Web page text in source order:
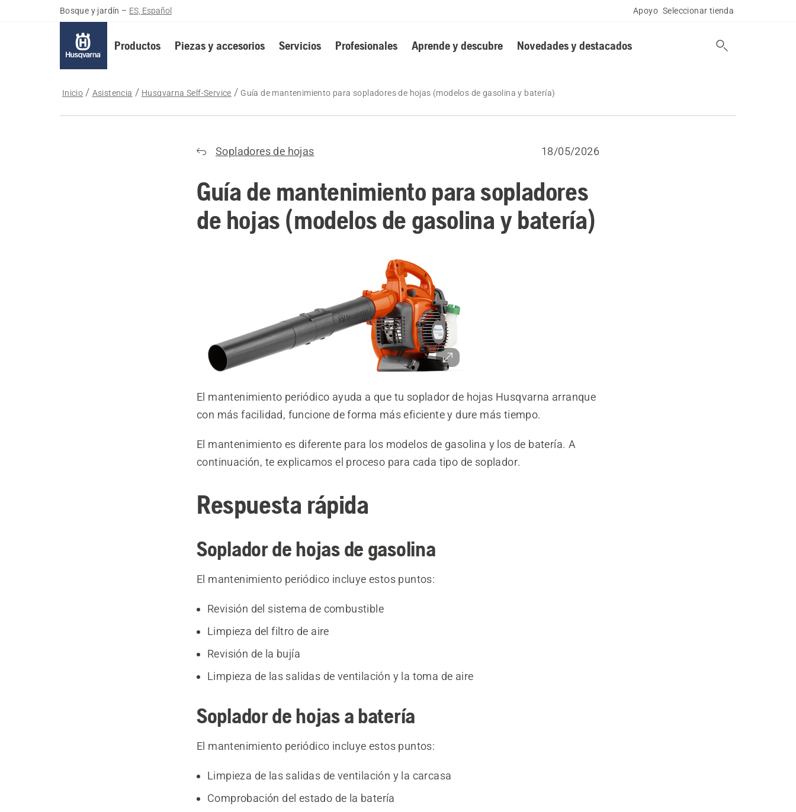
Bosque y jardín – ES, Español Apoyo Seleccionar tienda
Productos Piezas y accesorios Servicios Profesionales Aprende y descubre Novedades y destacados
Inicio Asistencia Husqvarna Self-Service Guía de mantenimiento para sopladores de hojas (modelos de gasolina y batería)
Sopladores de hojas 18/05/2026
Guía de mantenimiento para sopladores
de hojas (modelos de gasolina y batería)
El mantenimiento periódico ayuda a que tu soplador de hojas Husqvarna arranque
con más facilidad, funcione de forma más eficiente y dure más tiempo.
El mantenimiento es diferente para los modelos de gasolina y los de batería. A
continuación, te explicamos el proceso para cada tipo de soplador.
Respuesta rápida
Soplador de hojas de gasolina
El mantenimiento periódico incluye estos puntos:
Revisión del sistema de combustible
Limpieza del filtro de aire
Revisión de la bujía
Limpieza de las salidas de ventilación y la toma de aire
Soplador de hojas a batería
El mantenimiento periódico incluye estos puntos:
Limpieza de las salidas de ventilación y la carcasa
Comprobación del estado de la batería